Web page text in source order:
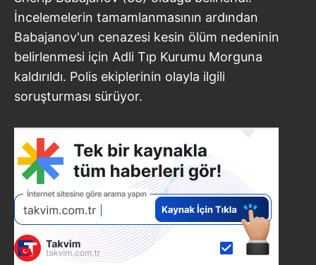
İncelemelerin tamamlanmasının ardından
Babajanov'un cenazesi kesin ölüm nedeninin
belirlenmesi için Adli Tıp Kurumu Morguna
kaldırıldı. Polis ekiplerinin olayla ilgili
soruşturması sürüyor.